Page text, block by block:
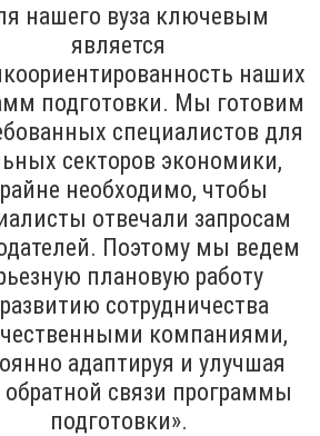
нашего вуза ключевым
является
наших
подготовки. Мы готовим
специалистов для
секторов экономики,
необходимо, чтобы
отвечали запросам
Поэтому мы ведем
плановую работу
сотрудничества
компаниями,
адаптируя и улучшая
обратной связи программы
подготовки».